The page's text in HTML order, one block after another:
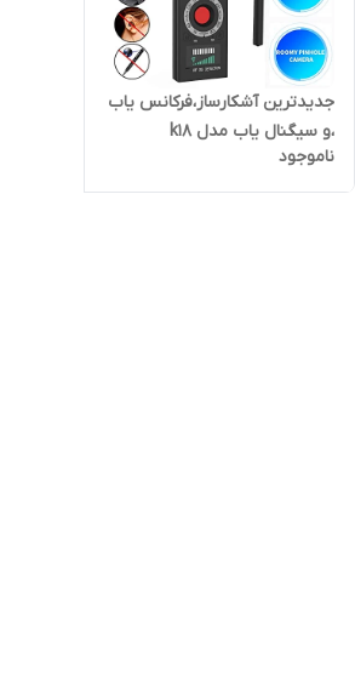
جدیدترین آشکارساز،فرکانس یاب
،و سیگنال یاب مدل k18
،امتحانات، کنکور(فروشگاه
فرهنگیان)
ناموجود